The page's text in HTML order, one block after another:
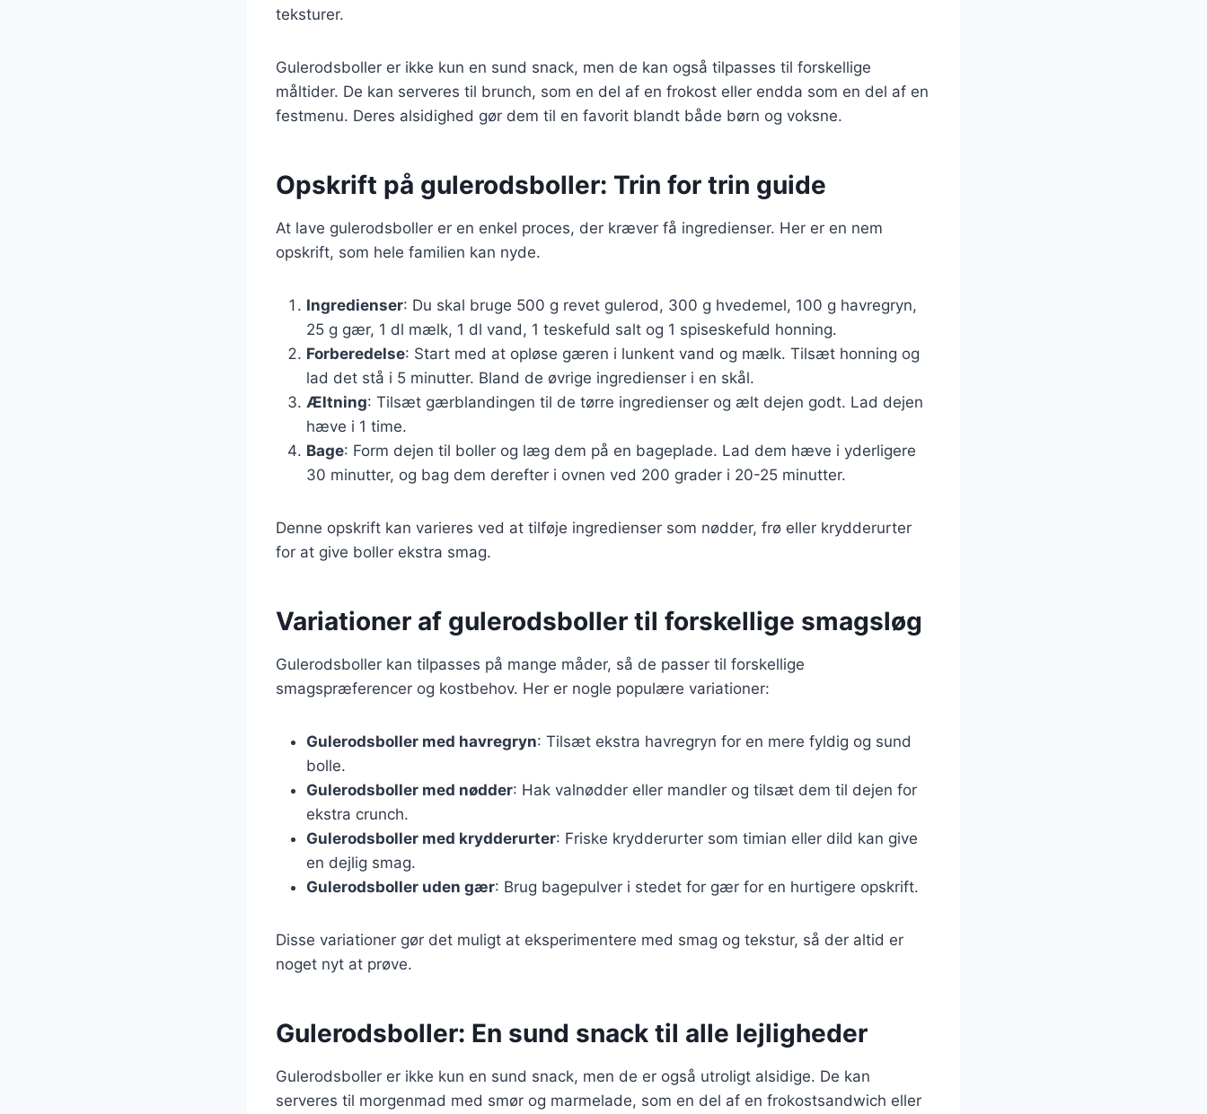
teksturer.
Gulerodsboller er ikke kun en sund snack, men de kan også tilpasses til forskellige
måltider. De kan serveres til brunch, som en del af en frokost eller endda som en del af en
festmenu. Deres alsidighed gør dem til en favorit blandt både børn og voksne.
Opskrift på gulerodsboller: Trin for trin guide
At lave gulerodsboller er en enkel proces, der kræver få ingredienser. Her er en nem
opskrift, som hele familien kan nyde.
Ingredienser: Du skal bruge 500 g revet gulerod, 300 g hvedemel, 100 g havregryn,
25 g gær, 1 dl mælk, 1 dl vand, 1 teskefuld salt og 1 spiseskefuld honning.
Forberedelse: Start med at opløse gæren i lunkent vand og mælk. Tilsæt honning og
lad det stå i 5 minutter. Bland de øvrige ingredienser i en skål.
Æltning: Tilsæt gærblandingen til de tørre ingredienser og ælt dejen godt. Lad dejen
hæve i 1 time.
Bage: Form dejen til boller og læg dem på en bageplade. Lad dem hæve i yderligere
30 minutter, og bag dem derefter i ovnen ved 200 grader i 20-25 minutter.
Denne opskrift kan varieres ved at tilføje ingredienser som nødder, frø eller krydderurter
for at give boller ekstra smag.
Variationer af gulerodsboller til forskellige smagsløg
Gulerodsboller kan tilpasses på mange måder, så de passer til forskellige
smagspræferencer og kostbehov. Her er nogle populære variationer:
Gulerodsboller med havregryn: Tilsæt ekstra havregryn for en mere fyldig og sund
bolle.
Gulerodsboller med nødder: Hak valnødder eller mandler og tilsæt dem til dejen for
ekstra crunch.
Gulerodsboller med krydderurter: Friske krydderurter som timian eller dild kan give
en dejlig smag.
Gulerodsboller uden gær: Brug bagepulver i stedet for gær for en hurtigere opskrift.
Disse variationer gør det muligt at eksperimentere med smag og tekstur, så der altid er
noget nyt at prøve.
Gulerodsboller: En sund snack til alle lejligheder
Gulerodsboller er ikke kun en sund snack, men de er også utroligt alsidige. De kan
serveres til morgenmad med smør og marmelade, som en del af en frokostsandwich eller